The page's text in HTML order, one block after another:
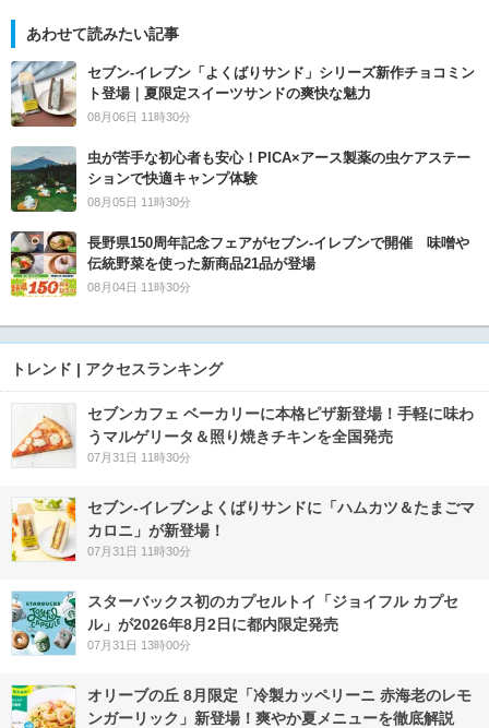
あわせて読みたい記事
セブン‐イレブン「よくばりサンド」シリーズ新作チョコミン
ト登場｜夏限定スイーツサンドの爽快な魅力
08月06日 11時30分
虫が苦手な初心者も安心！PICA×アース製薬の虫ケアステー
ションで快適キャンプ体験
08月05日 11時30分
長野県150周年記念フェアがセブン-イレブンで開催 味噌や
伝統野菜を使った新商品21品が登場
08月04日 11時30分
トレンド | アクセスランキング
セブンカフェ ベーカリーに本格ピザ新登場！手軽に味わ
うマルゲリータ＆照り焼きチキンを全国発売
07月31日 11時30分
セブン‐イレブンよくばりサンドに「ハムカツ＆たまごマ
カロニ」が新登場！
07月31日 11時30分
スターバックス初のカプセルトイ「ジョイフル カプセ
ル」が2026年8月2日に都内限定発売
07月31日 13時00分
オリーブの丘 8月限定「冷製カッペリーニ 赤海老のレモ
ンガーリック」新登場！爽やか夏メニューを徹底解説